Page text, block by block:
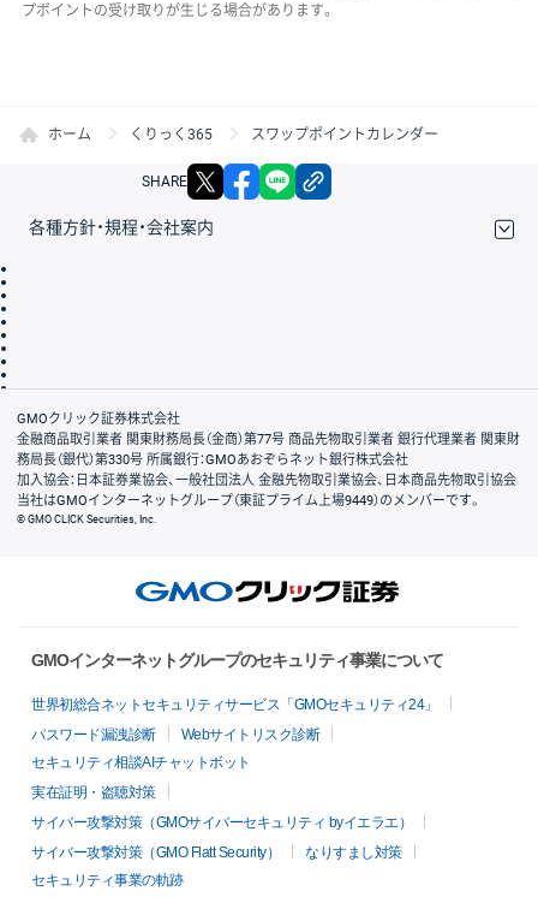
プポイントの受け取りが生じる場合があります。
ホーム くりっく365 スワップポイントカレンダー
SHARE X facebook
各種方針・規程・会社案内
会社案内
GMOクリック証券株式会社
金融商品取引業者 関東財務局長（金商）第77号 商品先物取引業者 銀行代理業者 関東財
務局長（銀代）第330号 所属銀行：GMOあおぞらネット銀行株式会社
加入協会：日本証券業協会、一般社団法人 金融先物取引業協会、日本商品先物取引協会
当社はGMOインターネットグループ（東証プライム上場9449）のメンバーです。
© GMO CLICK Securities, Inc.
GMOインターネットグループのセキュリティ事業について
世界初総合ネットセキュリティサービス「GMOセキュリティ24」
パスワード漏洩診断
Webサイトリスク診断
セキュリティ相談AIチャットボット
実在証明・盗聴対策
サイバー攻撃対策（GMOサイバーセキュリティ byイエラエ）
サイバー攻撃対策（GMO Flatt Security）
なりすまし対策
セキュリティ事業の軌跡